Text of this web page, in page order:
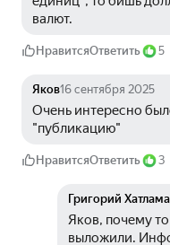
валют.
НравитсяОтветить 5
Яков16 сентября 2025
Очень интересно
"публикацию"
НравитсяОтветить 3
Григорий
Яков, почему
выложили.